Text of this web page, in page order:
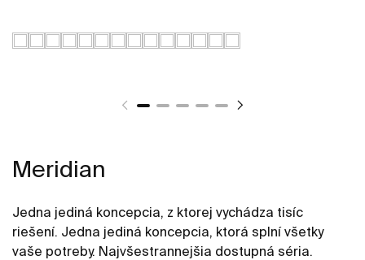
Meridian
Jedna jediná koncepcia, z ktorej vychádza tisíc
riešení. Jedna jediná koncepcia, ktorá splní všetky
vaše potreby. Najvšestrannejšia dostupná séria.